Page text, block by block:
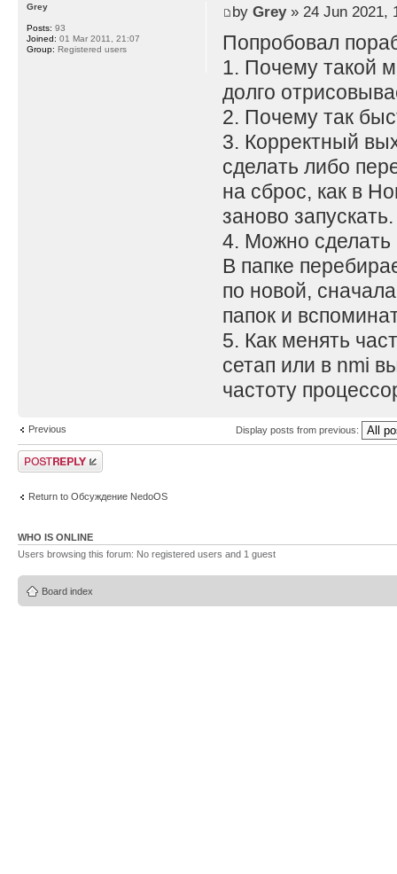
by Grey» 24 Jun 2021,
Попробовал
1. Почему такой
долго
2. Почему так
3. Корректный
сделать либо
на сброс, как в
заново запускать.
4. Можно сделать
В папке
по новой,
папок и
5. Как менять
сетап или в nmi
частоту
Grey
Posts: 93
Joined: 01 Mar 2011, 21:07
Group: Registered users
Previous Display posts from previous:
Post a reply
Return to Обсуждение NedoOS
WHO IS ONLINE
Users browsing this forum: No registered users and 1 guest
Board index